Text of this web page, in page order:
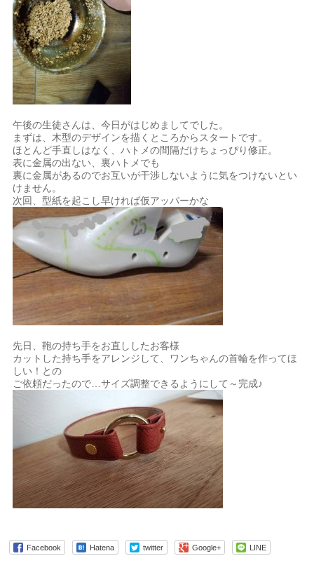
午後の生徒さんは、今日がはじめましてでした。
まずは、木型のデザインを描くところからスタートです。
ほとんど手直しはなく、ハトメの間隔だけちょっぴり修正。
表に金属の出ない、裏ハトメでも
裏に金属があるのでお互いが干渉しないように気をつけないとい
けません。
次回、型紙を起こし早ければ仮アッパーかな
先日、鞄の持ち手をお直ししたお客様
カットした持ち手をアレンジして、ワンちゃんの首輪を作ってほ
しい！との
ご依頼だったので…サイズ調整できるようにして～完成♪
Facebook Hatena twitter Google+ LINE